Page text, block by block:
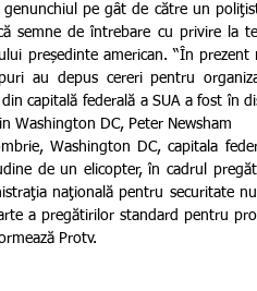
pe gât de către un
semne de întrebare cu privire la
președinte american. “În
au depus cereri pentru
capitală federală a SUA a fost în
Washington DC, Peter Newsham
Washington DC, capitala
de un elicopter, în cadrul
naţională pentru securitate
a pregătirilor standard pentru
Protv.